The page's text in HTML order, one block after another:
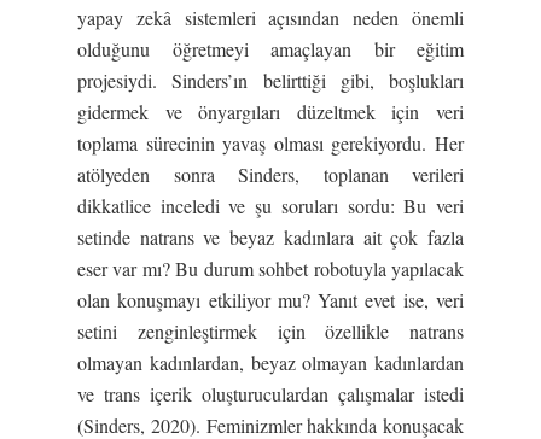
yapay zekâ sistemleri açısından neden önemli
olduğunu öğretmeyi amaçlayan bir eğitim
projesiydi. Sinders’ın belirttiği gibi, boşlukları
gidermek ve önyargıları düzeltmek için veri
toplama sürecinin yavaş olması gerekiyordu. Her
atölyeden sonra Sinders, toplanan verileri
dikkatlice inceledi ve şu soruları sordu: Bu veri
setinde natrans ve beyaz kadınlara ait çok fazla
eser var mı? Bu durum sohbet robotuyla yapılacak
olan konuşmayı etkiliyor mu? Yanıt evet ise, veri
setini zenginleştirmek için özellikle natrans
olmayan kadınlardan, beyaz olmayan kadınlardan
ve trans içerik oluşturuculardan çalışmalar istedi
(Sinders, 2020). Feminizmler hakkında konuşacak